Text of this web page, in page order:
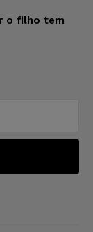
o filho tem